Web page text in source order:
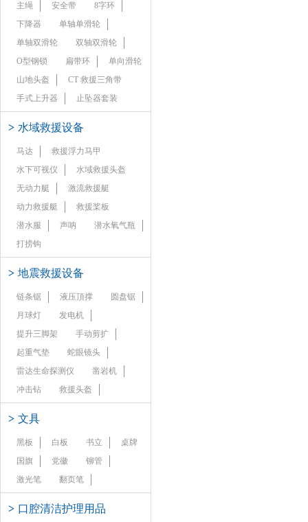
主绳 安全带
8字环
下降器
单轴单滑轮
单轴双滑轮
双轴双滑轮
O型钢锁
扁带环
单向滑轮
山地头盔
CT 救援三角带
手式上升器
止坠器套装
> 水域救援设备
马达
救援浮力马甲
水下可视仪
水域救援头盔
无动力艇
激流救援艇
动力救援艇
救援桨板
潜水服
声呐
潜水氧气瓶
打捞钩
> 地震救援设备
链条锯 液压頂撑
圆盘锯
月球灯
发电机
提升三脚架
手动剪扩
起重气垫
蛇眼镜头
雷达生命探测仪
凿岩机
冲击钻
救援头盔
> 文具
黑板 白板 书立
桌牌
国旗
党徽
铆管
激光笔
翻页笔
> 口腔清洁护理用品